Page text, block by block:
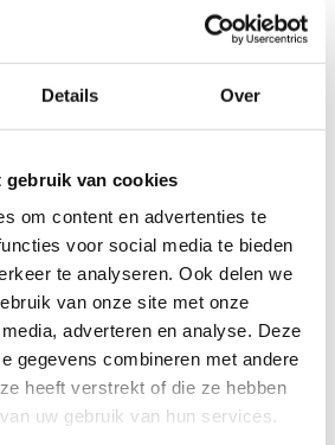
Details Over
gebruik van cookies
om content en advertenties te
voor social media te bieden
te analyseren. Ook delen we
van onze site met onze
adverteren en analyse. Deze
gegevens combineren met andere
heeft verstrekt of die ze hebben
uw gebruik van hun services.
najaar